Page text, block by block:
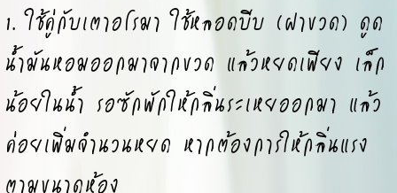
1. ใช้คู่กับเตาอโรมา ใช้หลอดบีบ (ฝาขวด) ดูด
น้ำมันหอมออกมาจากขวด แล้วหยดเพียง เล็ก
น้อยในน้ำ รอซักพักให้กลิ่นระเหยออกมา แล้ว
ค่อยเพิ่มจำนวนหยด หากต้องการให้กลิ่นแรง
ตามขนาดห้อง